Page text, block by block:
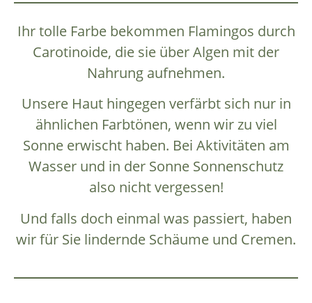
Ihr tolle Farbe bekommen Flamingos durch
Carotinoide, die sie über Algen mit der
Nahrung aufnehmen.
Unsere Haut hingegen verfärbt sich nur in
ähnlichen Farbtönen, wenn wir zu viel
Sonne erwischt haben. Bei Aktivitäten am
Wasser und in der Sonne Sonnenschutz
also nicht vergessen!
Und falls doch einmal was passiert, haben
wir für Sie lindernde Schäume und Cremen.